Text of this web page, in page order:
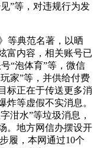
”等，对违规行为发
典范名著，以晒
富内容，相关账号已
“泡体育”等，微信
家”等，并供给付费
标正在于传送更多消
炸等虚假不实消息。
泔水”等垃圾消息，
。地方网信办摆设开
履，本网通过10个